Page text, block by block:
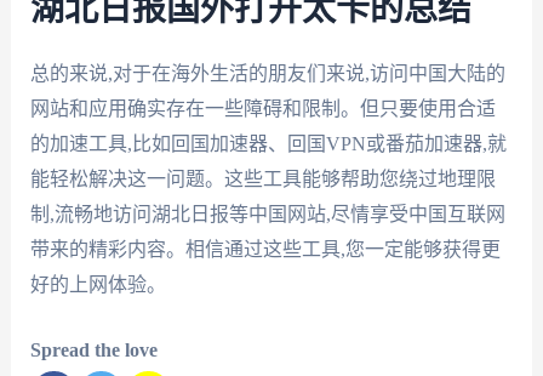
湖北日报国外打开太卡的总结
总的来说,对于在海外生活的朋友们来说,访问中国大陆的
网站和应用确实存在一些障碍和限制。但只要使用合适
的加速工具,比如回国加速器、回国VPN或番茄加速器,就
能轻松解决这一问题。这些工具能够帮助您绕过地理限
制,流畅地访问湖北日报等中国网站,尽情享受中国互联网
带来的精彩内容。相信通过这些工具,您一定能够获得更
好的上网体验。
Spread the love